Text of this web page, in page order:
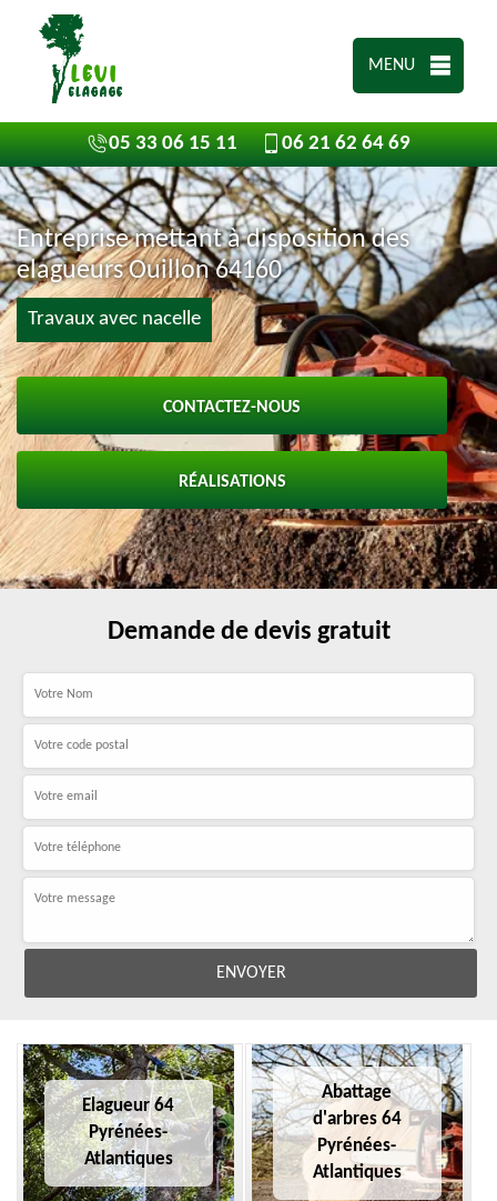
MENU
05 33 06 15 11 06 21 62 64 69
Entreprise mettant à disposition des
elagueurs Ouillon 64160
Travaux avec nacelle
CONTACTEZ-NOUS
RÉALISATIONS
Demande de devis gratuit
Elagueur 64
Pyrénées-
Atlantiques
Abattage
d'arbres 64
Pyrénées-
Atlantiques